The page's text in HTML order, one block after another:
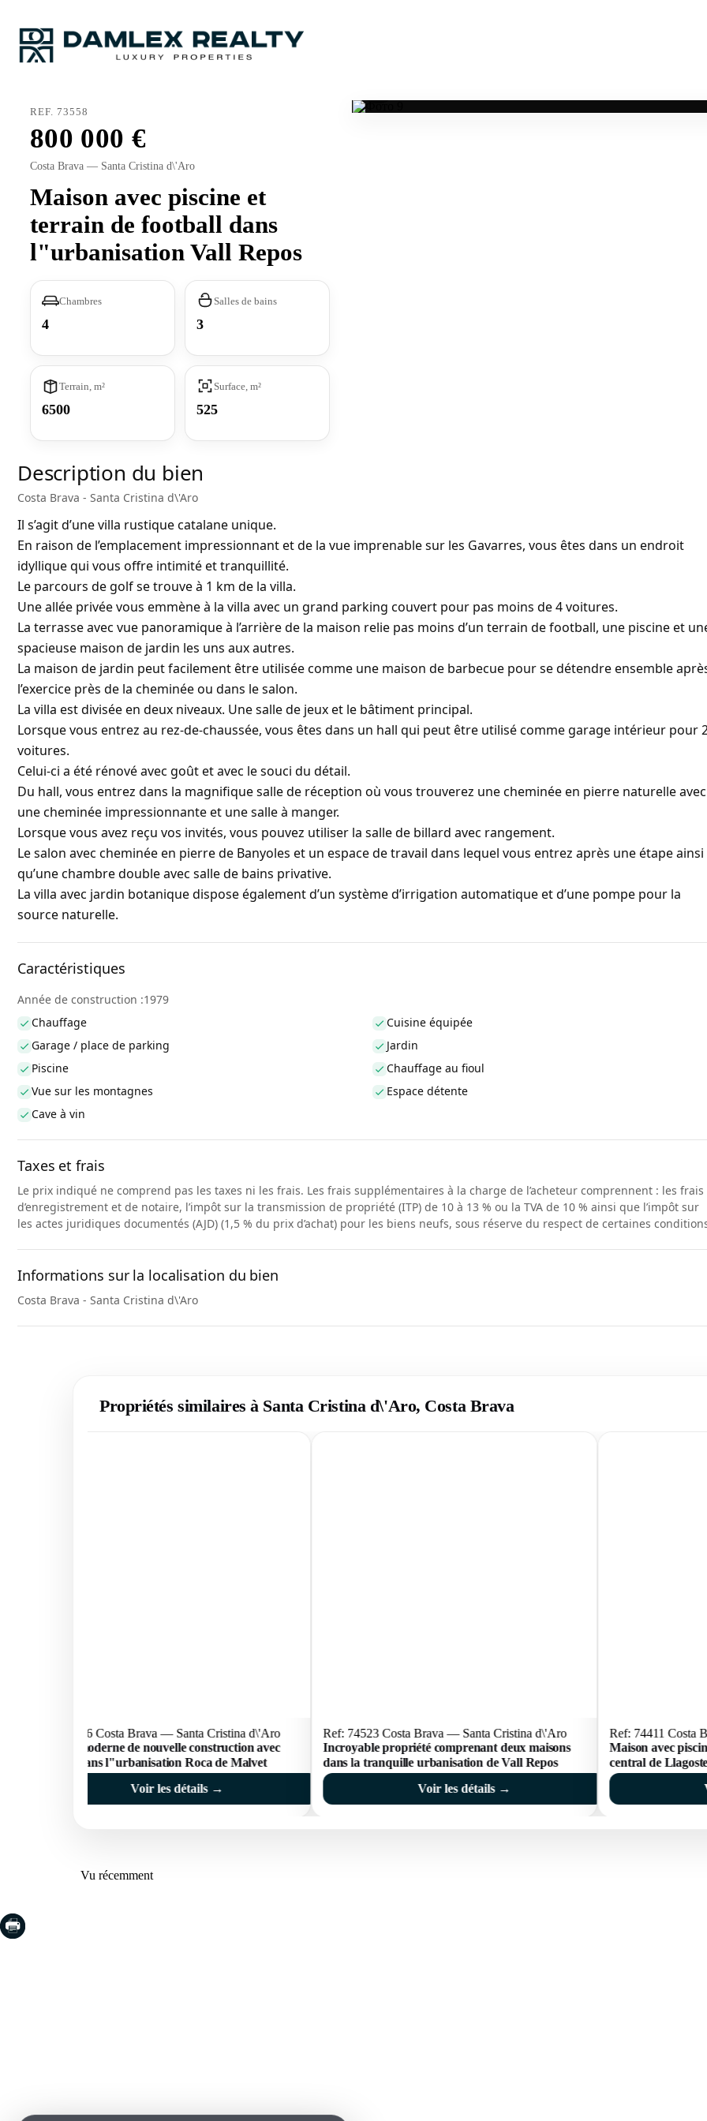
REF. 73558
800 000
Costa Brava — Santa Cristina d\'Aro
Maison avec piscine et
terrain de football dans
l"urbanisation Vall Repos
Chambres
4
Salles de bains
3
Terrain, m²
6500
Surface, m²
525
Description du bien
Costa Brava - Santa Cristina d\'Aro
Il s’agit d’une villa rustique catalane unique.
En raison de l’emplacement impressionnant et de la vue imprenable sur les Gavarres, vous êtes dans un endroit
idyllique qui vous offre intimité et tranquillité.
Le parcours de golf se trouve à 1 km de la villa.
Une allée privée vous emmène à la villa avec un grand parking couvert pour pas moins de 4 voitures.
La terrasse avec vue panoramique à l’arrière de la maison relie pas moins d’un terrain de football, une piscine et
spacieuse maison de jardin les uns aux autres.
La maison de jardin peut facilement être utilisée comme une maison de barbecue pour se détendre ensemble
l’exercice près de la cheminée ou dans le salon.
La villa est divisée en deux niveaux. Une salle de jeux et le bâtiment principal.
Lorsque vous entrez au rez-de-chaussée, vous êtes dans un hall qui peut être utilisé comme garage intérieur pour
voitures.
Celui-ci a été rénové avec goût et avec le souci du détail.
Du hall, vous entrez dans la magnifique salle de réception où vous trouverez une cheminée en pierre naturelle avec
une cheminée impressionnante et une salle à manger.
Lorsque vous avez reçu vos invités, vous pouvez utiliser la salle de billard avec rangement.
Le salon avec cheminée en pierre de Banyoles et un espace de travail dans lequel vous entrez après une étape ainsi
qu’une chambre double avec salle de bains privative.
La villa avec jardin botanique dispose également d’un système d’irrigation automatique et d’une pompe pour la
source naturelle.
Caractéristiques
Année de construction :1979
Chauffage
Cuisine équipée
Garage / place de parking
Jardin
Piscine
Chauffage au fioul
Vue sur les montagnes
Espace détente
Cave à vin
Taxes et frais
Le prix indiqué ne comprend pas les taxes ni les frais. Les frais supplémentaires à la charge de l’acheteur comprennent : les frais
d’enregistrement et de notaire, l’impôt sur la transmission de propriété (ITP) de 10 à 13 % ou la TVA de 10 % ainsi que l’impôt sur
les actes juridiques documentés (AJD) (1,5 % du prix d’achat) pour les biens neufs, sous réserve du respect de certaines
Informations sur la localisation du bien
Costa Brava - Santa Cristina d\'Aro
Propriétés similaires à Santa Cristina d\'Aro, Costa Brava
Ref: 74566 Costa Brava — Santa Cristina d\'Aro
Maison moderne de nouvelle construction avec
piscine, dans l"urbanisation Roca de Malvet
Voir les détails →
Ref: 74523 Costa Brava — Santa Cristina d\'Aro
Incroyable propriété comprenant deux maisons
dans la tranquille urbanisation de Vall Repos
Voir les détails →
Ref: 74411 Costa
Maison avec
central de
Vu récemment